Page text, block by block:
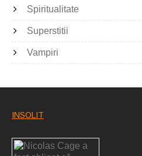
Spiritualitate
Superstitii
Vampiri
INSOLIT